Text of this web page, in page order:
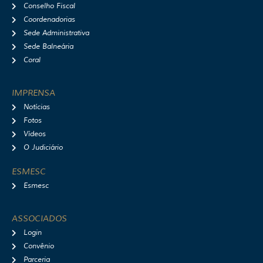
Conselho Fiscal
Coordenadorias
Sede Administrativa
Sede Balneária
Coral
IMPRENSA
Notícias
Fotos
Vídeos
O Judiciário
ESMESC
Esmesc
ASSOCIADOS
Login
Convênio
Parceria